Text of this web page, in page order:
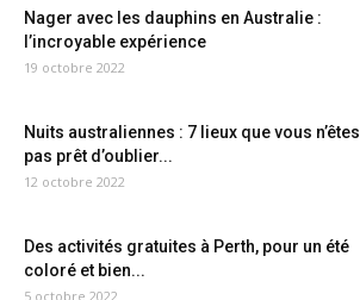
Nager avec les dauphins en Australie :
l’incroyable expérience
19 octobre 2022
Nuits australiennes : 7 lieux que vous n’êtes
pas prêt d’oublier...
12 octobre 2022
Des activités gratuites à Perth, pour un été
coloré et bien...
5 octobre 2022